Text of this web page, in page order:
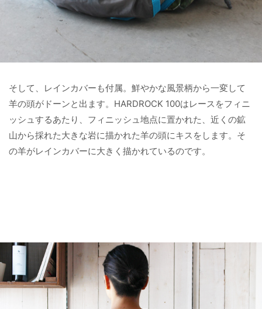
そして、レインカバーも付属。鮮やかな風景柄から一変して
羊の頭がドーンと出ます。HARDROCK 100はレースをフィニ
ッシュするあたり、 フィニッシュ地点に置かれた、近くの鉱
山から採れた大きな岩に描かれた羊の頭にキスをします。そ
の羊がレインカバーに大きく描かれているのです。